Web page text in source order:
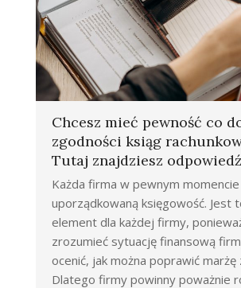
Chcesz mieć pewność co
zgodności ksiąg
Tutaj znajdziesz
Każda firma w pewnym
uporządkowaną księgowość. Jest
element dla każdej firmy,
zrozumieć sytuację finansową
ocenić, jak można poprawić marżę
Dlatego firmy powinny poważnie